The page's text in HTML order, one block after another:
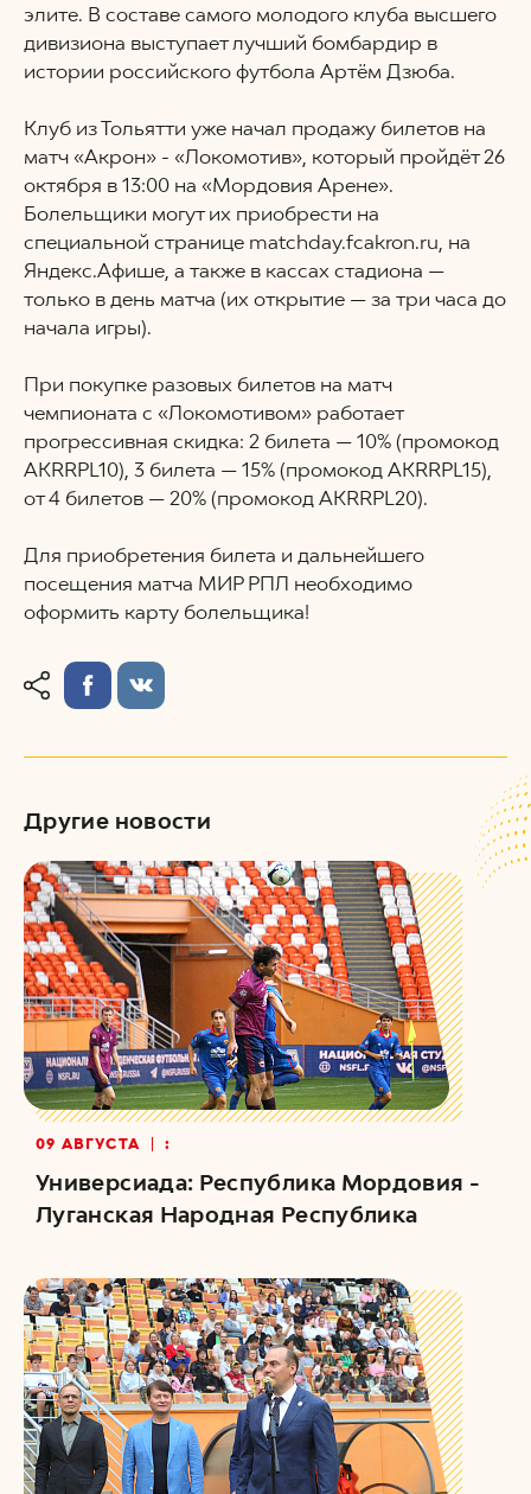
элите. В составе самого молодого клуба высшего
дивизиона выступает лучший бомбардир в
истории российского футбола Артём Дзюба.
Клуб из Тольятти уже начал продажу билетов на
матч «Акрон» - «Локомотив», который пройдёт 26
октября в 13:00 на «Мордовия Арене».
Болельщики могут их приобрести на
специальной странице matchday.fcakron.ru, на
Яндекс.Афише, а также в кассах стадиона —
только в день матча (их открытие — за три часа до
начала игры).
При покупке разовых билетов на матч
чемпионата с «Локомотивом» работает
прогрессивная скидка: 2 билета — 10% (промокод
AKRRPL10), 3 билета — 15% (промокод AKRRPL15),
от 4 билетов — 20% (промокод AKRRPL20).
Для приобретения билета и дальнейшего
посещения матча МИР РПЛ необходимо
оформить карту болельщика!
Другие новости
09 АВГУСТА :
Универсиада: Республика Мордовия -
Луганская Народная Республика